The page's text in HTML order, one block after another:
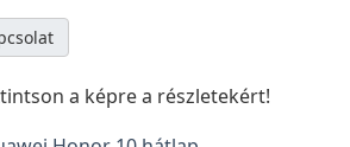
a képre a részletekért!